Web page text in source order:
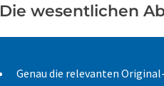
Die wesentlichen
Genau die relevanten